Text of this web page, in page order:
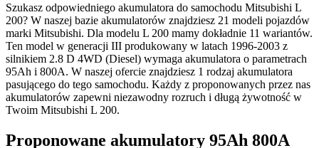
Szukasz odpowiedniego akumulatora do samochodu Mitsubishi L
200? W naszej bazie akumulatorów znajdziesz 21 modeli pojazdów
marki Mitsubishi. Dla modelu L 200 mamy dokładnie 11 wariantów.
Ten model w generacji III produkowany w latach 1996-2003 z
silnikiem 2.8 D 4WD (Diesel) wymaga akumulatora o parametrach
95Ah i 800A. W naszej ofercie znajdziesz 1 rodzaj akumulatora
pasującego do tego samochodu. Każdy z proponowanych przez nas
akumulatorów zapewni niezawodny rozruch i długą żywotność w
Twoim Mitsubishi L 200.
Proponowane akumulatory 95Ah 800A